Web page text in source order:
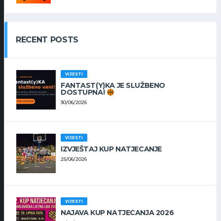
RECENT POSTS
VIJESTI
FANTAST(Y)KA JE SLUŽBENO
DOSTUPNA!
30/06/2026
VIJESTI
IZVJEŠTAJ KUP NATJECANJE
25/06/2026
VIJESTI
NAJAVA KUP NATJECANJA 2026